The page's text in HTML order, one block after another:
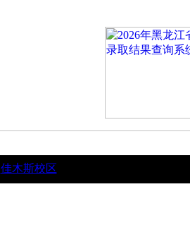
佳木斯校区